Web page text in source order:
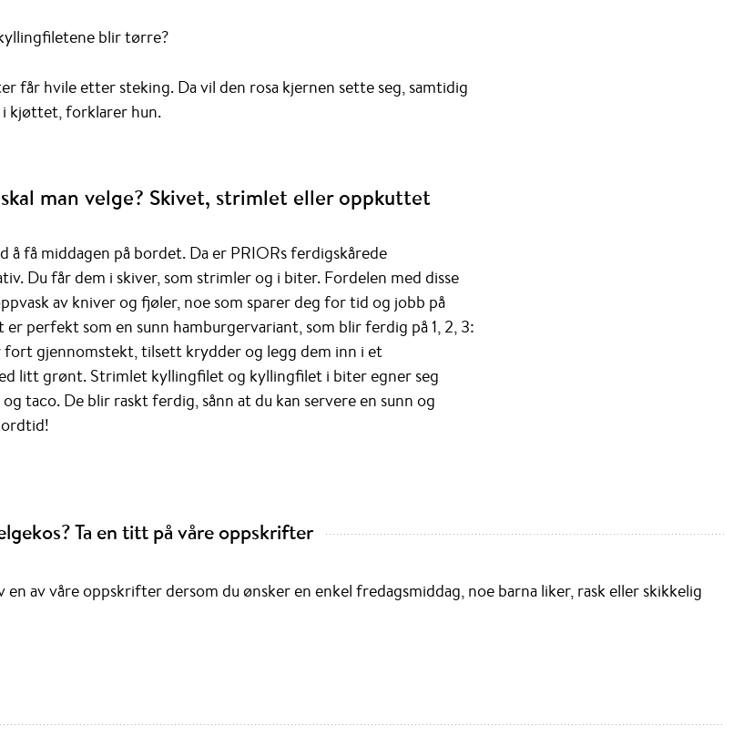
blir tørre?
får hvile etter steking. Da vil den rosa kjernen sette seg, samtidig
kjøttet, forklarer hun.
man velge? Skivet, strimlet eller oppkuttet
å få middagen på bordet. Da er PRIORs ferdigskårede
Du får dem i skiver, som strimler og i biter. Fordelen med disse
av kniver og fjøler, noe som sparer deg for tid og jobb på
perfekt som en sunn hamburgervariant, som blir ferdig på 1, 2, 3:
fort gjennomstekt, tilsett krydder og legg dem inn i et
litt grønt. Strimlet kyllingfilet og kyllingfilet i biter egner seg
taco. De blir raskt ferdig, sånn at du kan servere en sunn og
Ta en titt på våre oppskrifter
av våre oppskrifter dersom du ønsker en enkel fredagsmiddag, noe barna liker, rask eller skikkelig